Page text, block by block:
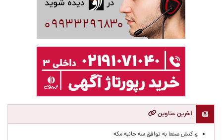
آخرین عناوین
واکنش صنعا به توافق سه جانبه مکه